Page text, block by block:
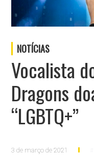
NOTÍCIAS
Vocalista
Dragons
“LGBTQ+”
3 de março de 2021